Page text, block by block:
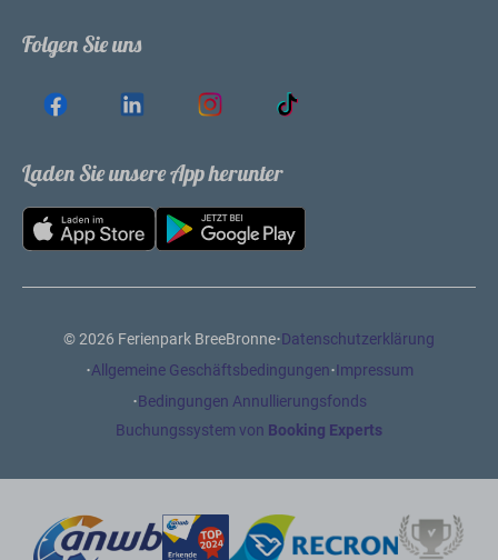
Folgen Sie uns
Laden Sie unsere App herunter
© 2026 Ferienpark BreeBronne·Datenschutzerklärung
·Allgemeine Geschäftsbedingungen·Impressum
·Bedingungen Annullierungsfonds
Buchungssystem von Booking Experts